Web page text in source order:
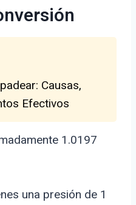
Causas,
Efectivos
1.0197
una presión de 1